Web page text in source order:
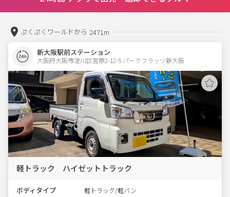
ぷくぷくワールドから 2471m
新大阪駅前ステーション
大阪府大阪市淀川区宮原2-12-5 パークフラッツ新大阪
軽トラック ハイゼットトラック
ボディタイプ 軽トラック/軽バン